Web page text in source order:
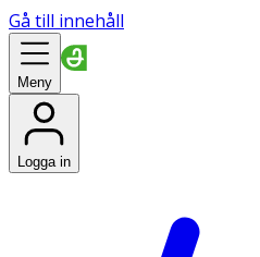
Gå till innehåll
Meny
Logga in